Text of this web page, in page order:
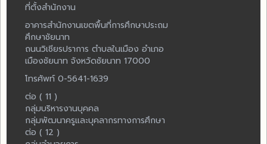
ที่ตั้งสำนักงาน
อาคารสำนักงานเขตพื้นที่การศึกษาประถม
ศึกษาชัยนาท
ถนนวิเชียรปราการ ตำบลในเมือง อำเภอ
เมืองชัยนาท จังหวัดชัยนาท 17000
โทรศัพท์ 0-5641-1639
ต่อ ( 11 )
กลุ่มบริหารงานบุคคล
กลุ่มพัฒนาครูและบุคลากรทางการศึกษา
ต่อ ( 12 )